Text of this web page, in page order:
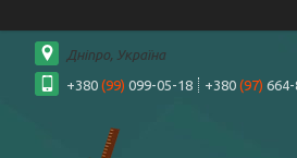
Дніпро, Україна
+380 (99) 099-05-18 +380 (97) 664-